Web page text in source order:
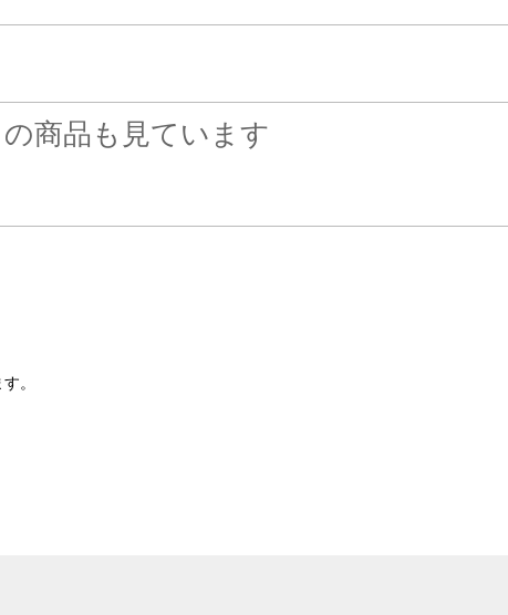
120cm 112cm 116cm
商品も見ています
。